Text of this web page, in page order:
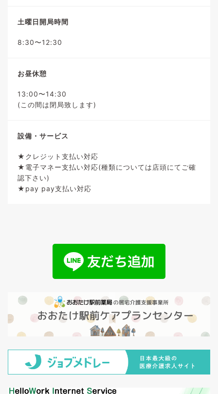
土曜日開局時間
8:30〜12:30
お昼休憩
13:00〜14:30
(この間は閉局致します)
設備・サービス
★クレジット支払い対応
★電子マネー支払い対応(種類については店頭にてご確
認下さい)
★pay pay支払い対応